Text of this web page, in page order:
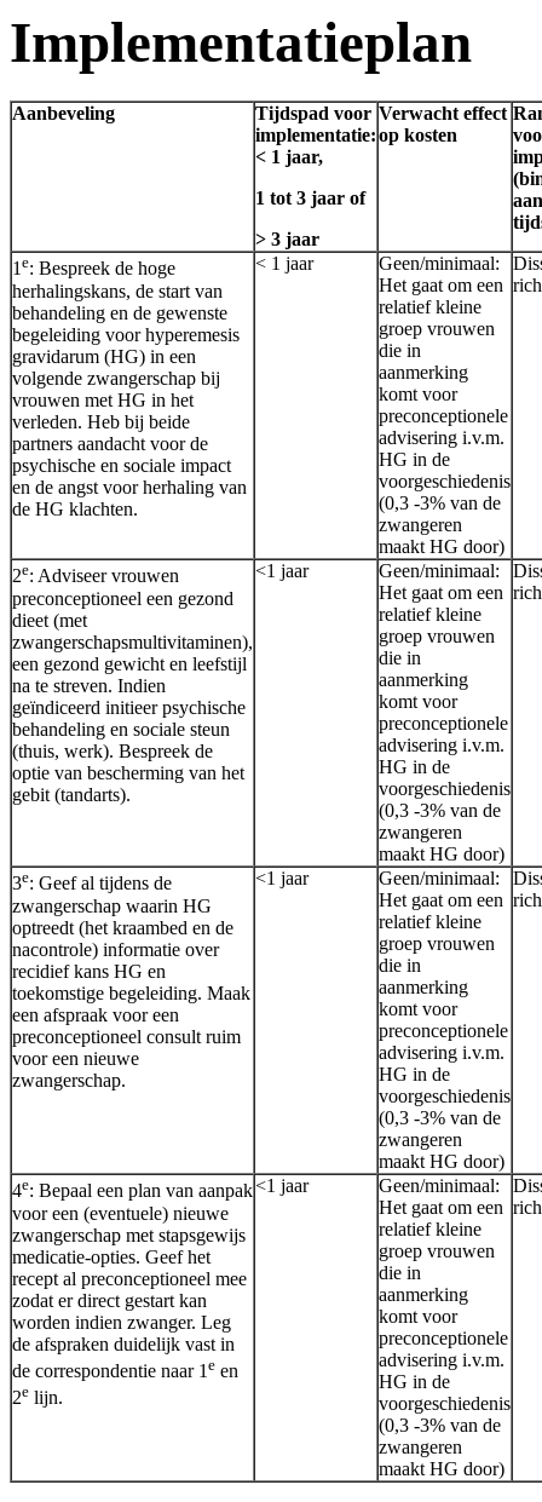
Implementatieplan
Aanbeveling
Tijdspad voor
implementatie:
< 1 jaar,
1 tot 3 jaar of
> 3 jaar
Verwacht effect
op kosten
1e: Bespreek de hoge
herhalingskans, de start van
behandeling en de gewenste
begeleiding voor hyperemesis
gravidarum (HG) in een
volgende zwangerschap bij
vrouwen met HG in het
verleden. Heb bij beide
partners aandacht voor de
psychische en sociale impact
en de angst voor herhaling van
de HG klachten.
< 1 jaar
Geen/minimaal:
Het gaat om een
relatief kleine
groep vrouwen
die in
aanmerking
komt voor
preconceptionele
advisering i.v.m.
HG in de
voorgeschiedenis
(0,3 -3% van de
zwangeren
maakt HG door)
2e: Adviseer vrouwen
preconceptioneel een gezond
dieet (met
zwangerschapsmultivitaminen),
een gezond gewicht en leefstijl
na te streven. Indien
geïndiceerd initieer psychische
behandeling en sociale steun
(thuis, werk). Bespreek de
optie van bescherming van het
gebit (tandarts).
<1 jaar
Geen/minimaal:
Het gaat om een
relatief kleine
groep vrouwen
die in
aanmerking
komt voor
preconceptionele
advisering i.v.m.
HG in de
voorgeschiedenis
(0,3 -3% van de
zwangeren
maakt HG door)
3e: Geef al tijdens de
zwangerschap waarin HG
optreedt (het kraambed en de
nacontrole) informatie over
recidief kans HG en
toekomstige begeleiding. Maak
een afspraak voor een
preconceptioneel consult ruim
voor een nieuwe
zwangerschap.
<1 jaar
Geen/minimaal:
Het gaat om een
relatief kleine
groep vrouwen
die in
aanmerking
komt voor
preconceptionele
advisering i.v.m.
HG in de
voorgeschiedenis
(0,3 -3% van de
zwangeren
maakt HG door)
4e: Bepaal een plan van aanpak
voor een (eventuele) nieuwe
zwangerschap met stapsgewijs
medicatie-opties. Geef het
recept al preconceptioneel mee
zodat er direct gestart kan
worden indien zwanger. Leg
de afspraken duidelijk vast in
de correspondentie naar 1 e en
2e lijn.
<1 jaar
Geen/minimaal:
Het gaat om een
relatief kleine
groep vrouwen
die in
aanmerking
komt voor
preconceptionele
advisering i.v.m.
HG in de
voorgeschiedenis
(0,3 -3% van de
zwangeren
maakt HG door)